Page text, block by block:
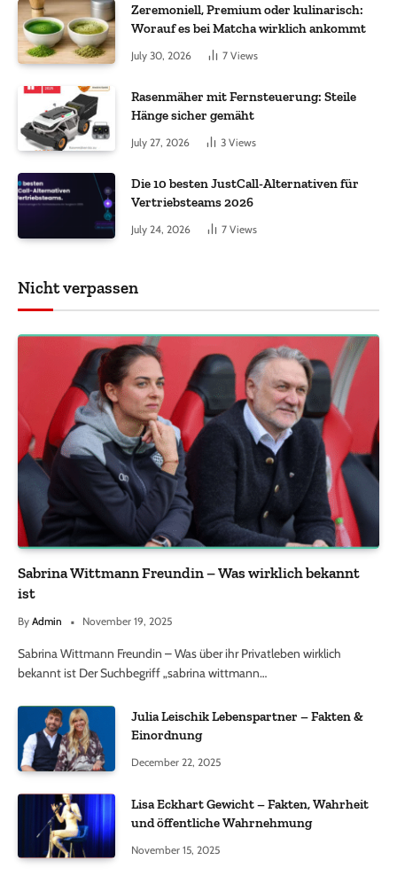
Zeremoniell, Premium oder kulinarisch:
Worauf es bei Matcha wirklich ankommt
July 30, 2026 7 Views
Rasenmäher mit Fernsteuerung: Steile
Hänge sicher gemäht
July 27, 2026 3 Views
Die 10 besten JustCall-Alternativen für
Vertriebsteams 2026
July 24, 2026 7 Views
Nicht verpassen
Sabrina Wittmann Freundin – Was wirklich bekannt
ist
By Admin November 19, 2025
Sabrina Wittmann Freundin – Was über ihr Privatleben wirklich
bekannt ist Der Suchbegriff „sabrina wittmann…
Julia Leischik Lebenspartner – Fakten &
Einordnung
December 22, 2025
Lisa Eckhart Gewicht – Fakten, Wahrheit
und öffentliche Wahrnehmung
November 15, 2025